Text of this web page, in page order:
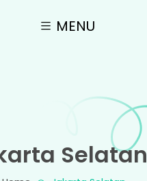
MENU
Selatan